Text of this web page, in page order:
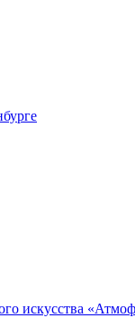
искусства